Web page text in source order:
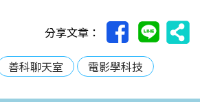
分享文章：
善科聊天室 電影學科技